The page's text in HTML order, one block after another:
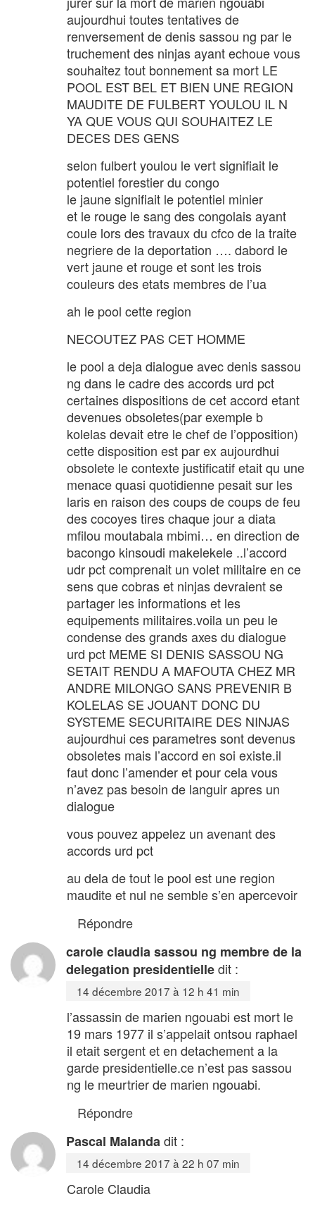
aujourdhui toutes tentatives de
renversement de denis sassou ng par le
truchement des ninjas ayant echoue vous
souhaitez tout bonnement sa mort LE
POOL EST BEL ET BIEN UNE REGION
MAUDITE DE FULBERT YOULOU IL N
YA QUE VOUS QUI SOUHAITEZ LE
DECES DES GENS
selon fulbert youlou le vert signifiait le
potentiel forestier du congo
le jaune signifiait le potentiel minier
et le rouge le sang des congolais ayant
coule lors des travaux du cfco de la traite
negriere de la deportation …. dabord le
vert jaune et rouge et sont les trois
couleurs des etats membres de l’ua
ah le pool cette region
NECOUTEZ PAS CET HOMME
le pool a deja dialogue avec denis sassou
ng dans le cadre des accords urd pct
certaines dispositions de cet accord etant
devenues obsoletes(par exemple b
kolelas devait etre le chef de l’opposition)
cette disposition est par ex aujourdhui
obsolete le contexte justificatif etait qu une
menace quasi quotidienne pesait sur les
laris en raison des coups de coups de feu
des cocoyes tires chaque jour a diata
mfilou moutabala mbimi… en direction de
bacongo kinsoudi makelekele ..l’accord
udr pct comprenait un volet militaire en ce
sens que cobras et ninjas devraient se
partager les informations et les
equipements militaires.voila un peu le
condense des grands axes du dialogue
urd pct MEME SI DENIS SASSOU NG
SETAIT RENDU A MAFOUTA CHEZ MR
ANDRE MILONGO SANS PREVENIR B
KOLELAS SE JOUANT DONC DU
SYSTEME SECURITAIRE DES NINJAS
aujourdhui ces parametres sont devenus
obsoletes mais l’accord en soi existe.il
faut donc l’amender et pour cela vous
n’avez pas besoin de languir apres un
dialogue
vous pouvez appelez un avenant des
accords urd pct
au dela de tout le pool est une region
maudite et nul ne semble s’en apercevoir
Répondre
carole claudia sassou ng membre de la
delegation presidentielledit :
14 décembre 2017 à 12 h 41 min
l’assassin de marien ngouabi est mort le
19 mars 1977 il s’appelait ontsou raphael
il etait sergent et en detachement a la
garde presidentielle.ce n’est pas sassou
ng le meurtrier de marien ngouabi.
Répondre
Pascal Malandadit :
14 décembre 2017 à 22 h 07 min
Carole Claudia